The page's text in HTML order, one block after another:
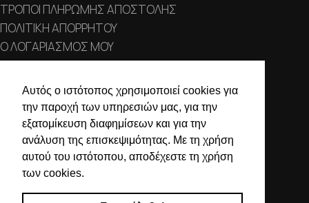
Αυτός ο ιστότοπος χρησιμοποιεί cookies για
την παροχή των υπηρεσιών μας, για την
εξατομίκευση διαφημίσεων και για την
ανάλυση της επισκεψιμότητας. Με τη χρήση
αυτού του ιστότοπου, αποδέχεστε τη χρήση
των cookies.
ΤΡΟΠΟΙ ΠΛΗΡΩΜΗΣ ΑΠΟΣΤΟΛΗΣ
ΠΟΛΙΤΙΚΗ ΑΠΟΡΡΗΤΟΥ
Ο ΛΟΓΑΡΙΑΣΜΟΣ ΜΟΥ
Χαλκιδικής 19, 546 43,
Θεσσαλονίκη
2310 839 188
2310 850 606